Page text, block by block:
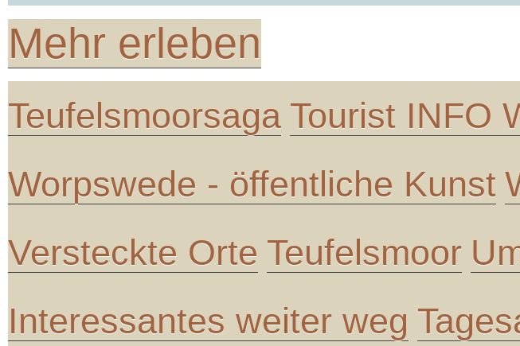
Mehr erleben
Teufelsmoorsaga Tourist INFO
Worpswede - öffentliche Kunst
Versteckte Orte Teufelsmoor
Interessantes weiter weg